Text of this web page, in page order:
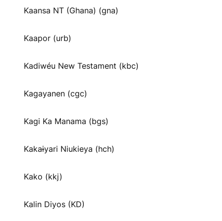
Kaansa NT (Ghana) (gna)
Kaapor (urb)
Kadiwéu New Testament (kbc)
Kagayanen (cgc)
Kagi Ka Manama (bgs)
Kakaɨyari Niukieya (hch)
Kako (kkj)
Kalin Diyos (KD)